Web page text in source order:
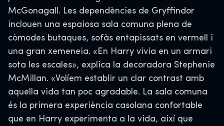
McGonagall. Les dependències de Gryffindor
inclouen una espaiosa sala comuna plena de
còmodes butaques, sofàs entapissats en vermell i
una gran xemeneia. «En Harry vivia en un armari
sota les escales», explica la decoradora Stephenie
McMillan. «Volíem establir un clar contrast amb
aquella vida tan poc agradable. La sala comuna
és la primera experiència casolana confortable
que en Harry experimenta a la vida, així que